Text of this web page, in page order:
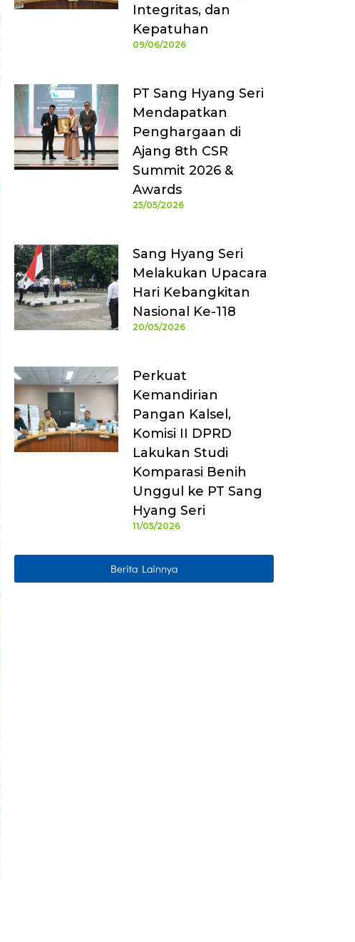
Integritas, dan
Kepatuhan
09/06/2026
PT Sang Hyang Seri
Mendapatkan
Penghargaan di
Ajang 8th CSR
Summit 2026 &
Awards
25/05/2026
Sang Hyang Seri
Melakukan Upacara
Hari Kebangkitan
Nasional Ke-118
20/05/2026
Perkuat
Kemandirian
Pangan Kalsel,
Komisi II DPRD
Lakukan Studi
Komparasi Benih
Unggul ke PT Sang
Hyang Seri
11/05/2026
Berita Lainnya